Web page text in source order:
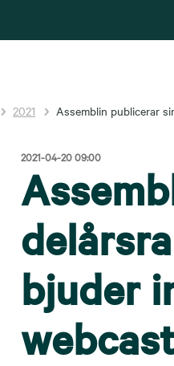
2021 Assemblin publicerar
2021-04-20 09:00
bjuder